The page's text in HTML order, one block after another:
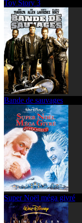
Toy Story 3
Bande de sauvages
Super Noël méga givré